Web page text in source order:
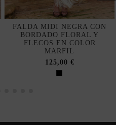
FALDA MIDI NEGRA CON
BORDADO FLORAL Y
FLECOS EN COLOR
MARFIL
125,00 €